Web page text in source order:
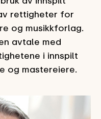
rettigheter for
og musikkforlag.
avtale med
i innspilt
og mastereiere.